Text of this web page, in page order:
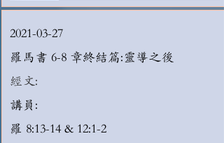
2021-03-27
羅馬書 6-8 章終結篇:靈導之後
經文:
講員:
羅 8:13-14 & 12:1-2